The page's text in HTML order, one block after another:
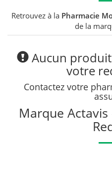
Retrouvez à la Pharmacie
de la
Aucun
votre
Contactez votre
Marque